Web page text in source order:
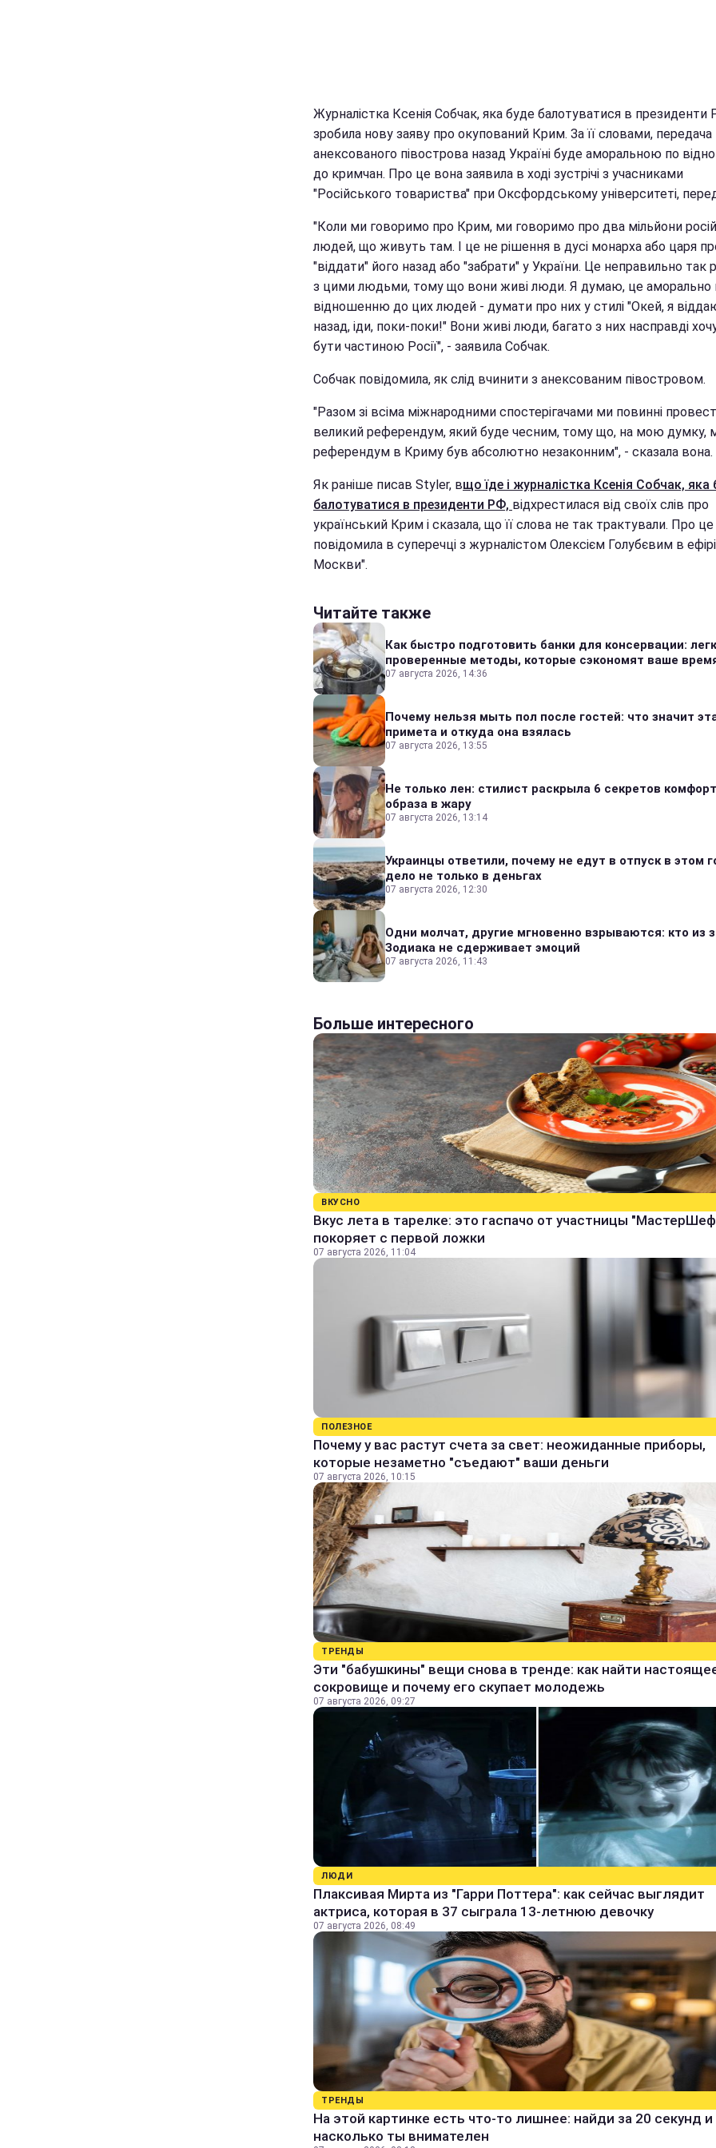
Журналістка Ксенія Собчак, яка буде балотуватися в президенти
зробила нову заяву про окупований Крим. За її словами, передача
анексованого півострова назад Україні буде аморальною по
до кримчан. Про це вона заявила в ході зустрічі з учасниками
"Російського товариства" при Оксфордському університеті,
"Коли ми говоримо про Крим, ми говоримо про два мільйони
людей, що живуть там. І це не рішення в дусі монарха або царя
"віддати" його назад або "забрати" у України. Це неправильно так
з цими людьми, тому що вони живі люди. Я думаю, це аморально
відношенню до цих людей - думати про них у стилі "Окей, я
назад, іди, поки-поки!" Вони живі люди, багато з них насправді
бути частиною Росії", - заявила Собчак.
Собчак повідомила, як слід вчинити з анексованим півостровом.
"Разом зі всіма міжнародними спостерігачами ми повинні
великий референдум, який буде чесним, тому що, на мою думку,
референдум в Криму був абсолютно незаконним", - сказала вона.
Як раніше писав Styler, вщо їде і журналістка Ксенія Собчак, яка
балотуватися в президенти РФ, відхрестилася від своїх слів про
український Крим і сказала, що її слова не так трактували. Про
повідомила в суперечці з журналістом Олексієм Голубєвим в
Москви".
Читайте также
Как быстро подготовить банки для консервации:
проверенные методы, которые сэкономят ваше
07 августа 2026, 14:36
Почему нельзя мыть пол после гостей: что значит
примета и откуда она взялась
07 августа 2026, 13:55
Не только лен: стилист раскрыла 6 секретов
образа в жару
07 августа 2026, 13:14
Украинцы ответили, почему не едут в отпуск в этом
дело не только в деньгах
07 августа 2026, 12:30
Одни молчат, другие мгновенно взрываются: кто из
Зодиака не сдерживает эмоций
07 августа 2026, 11:43
Больше интересного
ВКУСНО
Вкус лета в тарелке: это гаспачо от участницы
покоряет с первой ложки
07 августа 2026, 11:04
ПОЛЕЗНОЕ
Почему у вас растут счета за свет: неожиданные приборы,
которые незаметно "съедают" ваши деньги
07 августа 2026, 10:15
ТРЕНДЫ
Эти "бабушкины" вещи снова в тренде: как найти
сокровище и почему его скупает молодежь
07 августа 2026, 09:27
ЛЮДИ
Плаксивая Мирта из "Гарри Поттера": как сейчас выглядит
актриса, которая в 37 сыграла 13-летнюю девочку
07 августа 2026, 08:49
ТРЕНДЫ
На этой картинке есть что-то лишнее: найди за 20 секунд и
насколько ты внимателен